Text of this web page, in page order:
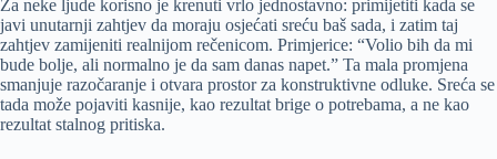
Za neke ljude korisno je krenuti vrlo jednostavno: primijetiti kada se
javi unutarnji zahtjev da moraju osjećati sreću baš sada, i zatim taj
zahtjev zamijeniti realnijom rečenicom. Primjerice: “Volio bih da mi
bude bolje, ali normalno je da sam danas napet.” Ta mala promjena
smanjuje razočaranje i otvara prostor za konstruktivne odluke. Sreća se
tada može pojaviti kasnije, kao rezultat brige o potrebama, a ne kao
rezultat stalnog pritiska.